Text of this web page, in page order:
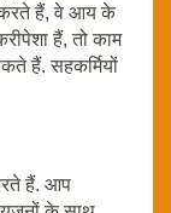
करते हैं, वे आय के
हैं, तो काम
हैं. सहकर्मियों
हैं. आप